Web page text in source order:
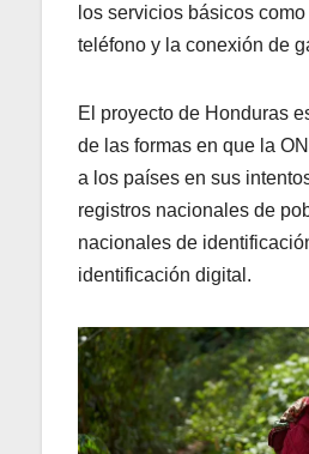
los servicios básicos como
teléfono y la conexión de
El proyecto de Honduras
de las formas en que la
a los países en sus
registros nacionales de
nacionales de
identificación digital.